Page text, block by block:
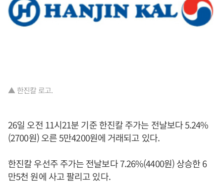
▲ 한진칼 로고.
26일 오전 11시21분 기준 한진칼 주가는 전날보다 5.24%
(2700원) 오른 5만4200원에 거래되고 있다.
한진칼 우선주 주가는 전날보다 7.26%(4400원) 상승한 6
만5천 원에 사고 팔리고 있다.